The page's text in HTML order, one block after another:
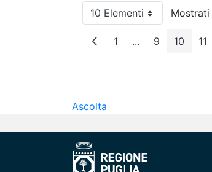
10 ElementiPer paginaMostrati
Pagina
1 ...Pagine intermedie
Pagina
9 Pagina
10 11
Ascolta